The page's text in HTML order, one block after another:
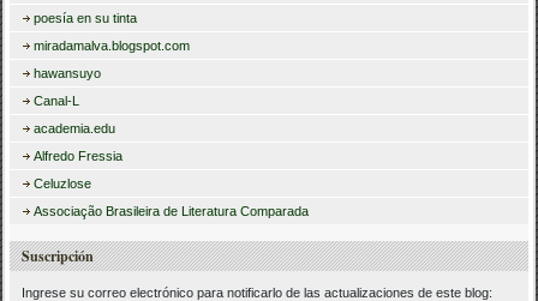
poesía en su tinta
miradamalva.blogspot.com
hawansuyo
Canal-L
academia.edu
Alfredo Fressia
Celuzlose
Associação Brasileira de Literatura Comparada
Suscripción
Ingrese su correo electrónico para notificarlo de las actualizaciones de este blog: